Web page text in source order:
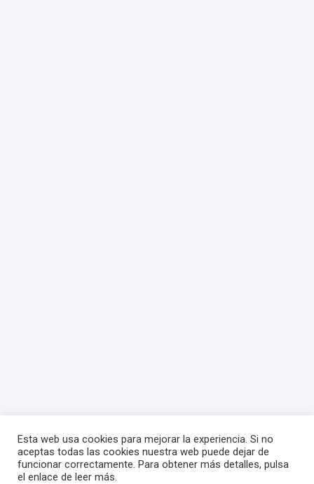
Esta web usa cookies para mejorar la experiencia. Si no
aceptas todas las cookies nuestra web puede dejar de
funcionar correctamente. Para obtener más detalles, pulsa
el enlace de leer más.